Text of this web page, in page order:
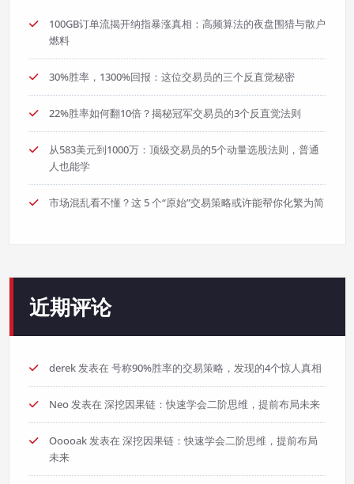
100GB订单流揭开纳指暴涨真相：高频算法的夜盘围猎与散户
燃料
30%胜率，1300%回报：这位交易员的三个反直觉秘密
22%胜率如何翻10倍？揭秘冠军交易员的3个反直觉法则
从583美元到1000万：顶级交易员的5个动量选股法则，普通
人也能学
市场混乱看不懂？这 5 个“原始”交易策略或许能帮你化繁为简
近期评论
derek发表在 号称90%胜率的交易策略，发现的4个惊人真相
Neo发表在 深挖因果链：快速学会二阶思维，提前布局未来
Ooooak发表在 深挖因果链：快速学会二阶思维，提前布局
未来